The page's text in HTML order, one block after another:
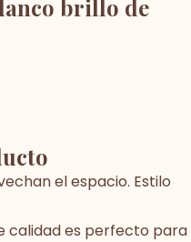
brillo de
el espacio. Estilo
calidad es perfecto para